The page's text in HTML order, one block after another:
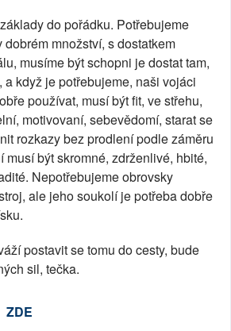
do pořádku. Potřebujeme
množství, s dostatkem
musíme být schopni je dostat tam,
a když je potřebujeme, naši vojáci
používat, musí být fit, ve střehu,
motivovaní, sebevědomí, starat se
rozkazy bez prodlení podle záměru
musí být skromné, zdrženlivé, hbité,
Nepotřebujeme obrovsky
ale jeho soukolí je potřeba dobře
postavit se tomu do cesty, bude
sil, tečka.
ZDE